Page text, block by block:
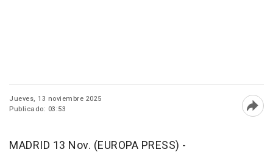
Jueves, 13 noviembre 2025
Publicado: 03:53
MADRID 13 Nov. (EUROPA PRESS) -